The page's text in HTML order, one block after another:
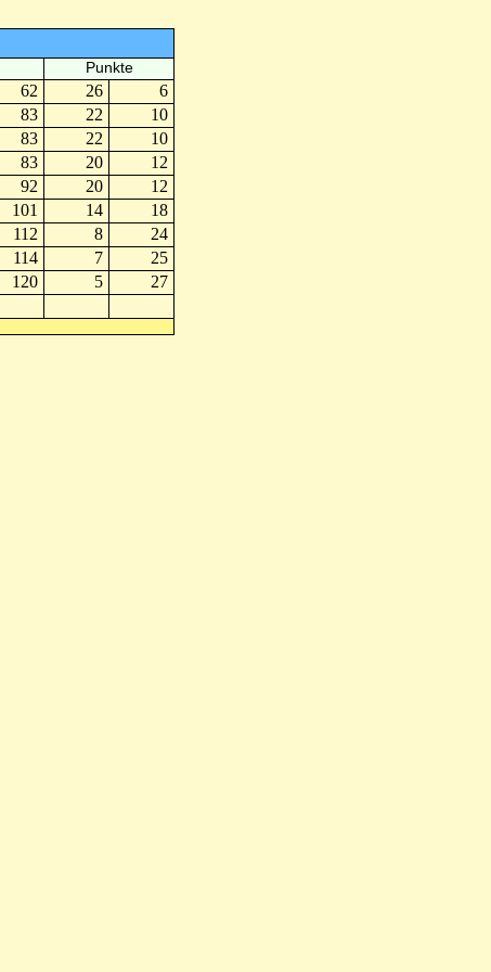
Punkte
62 26
6
83 22
10
83 22
10
83 20
12
92 20
12
101 14
18
112 8
24
114 7
25
120 5
27